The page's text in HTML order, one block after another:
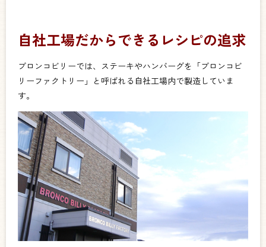
自社工場だからできるレシピの追求
ブロンコビリーでは、ステーキやハンバーグを「ブロンコビ
リーファクトリー」と呼ばれる自社工場内で製造していま
す。